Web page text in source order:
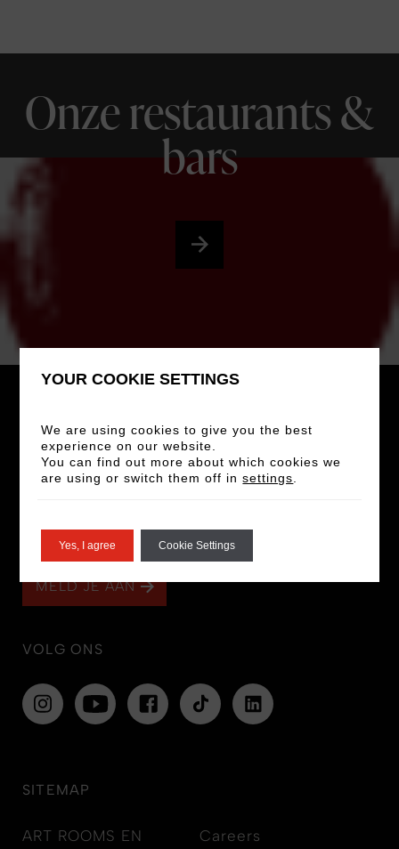
Onze restaurants &
bars
BLIJF KIJKEN
laatste nieuws en aanbiedingen!
MELD JE AAN
VOLG ONS
SITEMAP
ART ROOMS EN
Careers
YOUR COOKIE SETTINGS
We are using cookies to give you the best
experience on our website.
You can find out more about which cookies we
are using or switch them off insettings
Yes, I agree Cookie Settings